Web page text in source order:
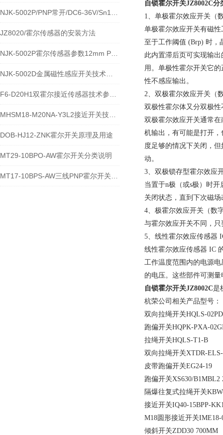
JZ8020/霍尔传感器的安装方法
DOB-HJ12-ZNK霍尔开关原理及用途
MT29-10BPO-AW霍尔开关分类说明
自锁霍尔开关JZ8002C分
1、单极霍尔效应开关（
单极霍尔效应开关有磁
至于工作阈值 (Brp) 时，
此内置滞后页可实现输
用。单极性霍尔开关它
性不感应输出。
2、双极霍尔效应开关（
双极性霍尔体又分双极
双极霍尔效应开关通常
机输出，有可能是打开
度足够的情况下关闭，
动。
3、双极锁存型霍尔效应
当置于n极（或s极）时
关闭状态，直到下次磁
4、极霍尔效应开关（数
与霍尔效应开关不同，
5、线性霍尔效应传感器
线性霍尔效应传感器 IC
工作温度范围内的电源
的电压。这些部件可测
自锁霍尔开关JZ8002C是
杭荣公司相关产品型号：
双向拉绳开关HQLS-
跑偏开关HQPK-PXA-
拉绳开关HQLS-T1-B
双向拉绳开关XTDR-
皮带跑偏开关EG24-19
跑偏开关XS630/B1MBL2
隔爆往复式拉绳开关
接近开关IQ40-15BPP-
M18圆形接近开关IME18-
倾斜开关ZDD30 700MM